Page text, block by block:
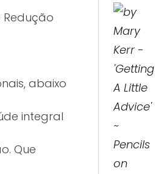
Redução
abaixo
integral
Que